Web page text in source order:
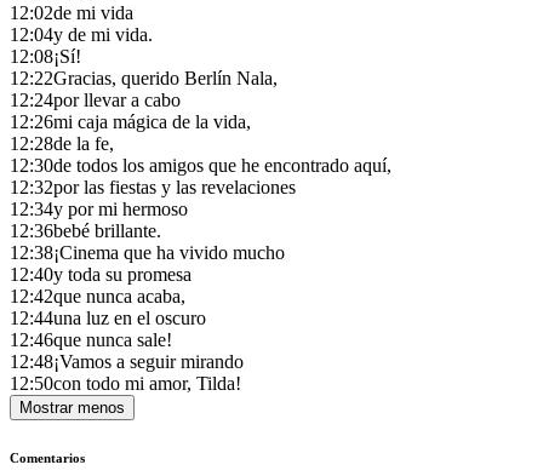
12:02de mi vida
12:04y de mi vida.
12:08¡Sí!
12:22Gracias, querido Berlín Nala,
12:24por llevar a cabo
12:26mi caja mágica de la vida,
12:28de la fe,
12:30de todos los amigos que he encontrado aquí,
12:32por las fiestas y las revelaciones
12:34y por mi hermoso
12:36bebé brillante.
12:38¡Cinema que ha vivido mucho
12:40y toda su promesa
12:42que nunca acaba,
12:44una luz en el oscuro
12:46que nunca sale!
12:48¡Vamos a seguir mirando
12:50con todo mi amor, Tilda!
Mostrar menos
Comentarios